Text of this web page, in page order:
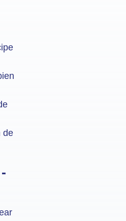
de